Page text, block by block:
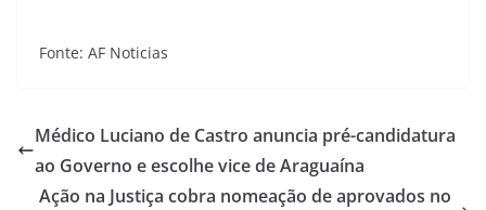
Fonte: AF Noticias
Médico Luciano de Castro anuncia pré-candidatura
ao Governo e escolhe vice de Araguaína
Ação na Justiça cobra nomeação de aprovados no